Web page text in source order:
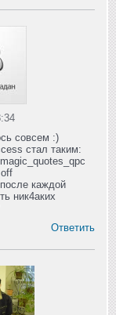
совсем :)
стал таким:
каждой
ник4аких
Ответить